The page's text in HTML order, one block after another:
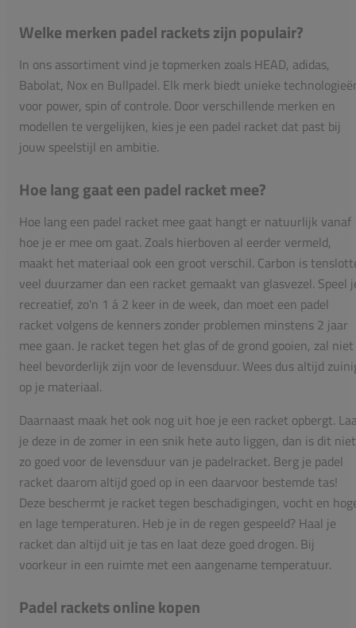
Welke merken padel rackets zijn populair?
In ons assortiment vind je topmerken zoals HEAD, adidas,
Babolat, Nox en Bullpadel. Elk merk biedt unieke
voor power, spin of controle. Door verschillende merken en
modellen te vergelijken, kies je een padel racket dat past bij
jouw speelstijl en ambitie.
Hoe lang gaat een padel racket mee?
Hoe lang een padel racket mee gaat hangt er natuurlijk vanaf
hoe je er mee om gaat. Zoals hierboven al eerder vermeld,
maakt het materiaal ook een groot verschil. Carbon is
veel duurzamer dan een racket gemaakt van glasvezel. Speel
recreatief, zo'n 1 á 2 keer in de week, dan moet een padel
racket volgens de kenners zonder problemen minstens 2 jaar
mee gaan. Je racket tegen het glas of de grond gooien, zal niet
heel bevorderlijk zijn voor de levensduur. Wees dus altijd
op je materiaal.
Daarnaast maak het ook nog uit hoe je een racket opbergt.
je deze in de zomer in een snik hete auto liggen, dan is dit niet
zo goed voor de levensduur van je padelracket. Berg je padel
racket daarom altijd goed op in een daarvoor bestemde tas!
Deze beschermt je racket tegen beschadigingen, vocht en
en lage temperaturen. Heb je in de regen gespeeld? Haal je
racket dan altijd uit je tas en laat deze goed drogen. Bij
voorkeur in een ruimte met een aangename temperatuur.
Padel rackets online kopen